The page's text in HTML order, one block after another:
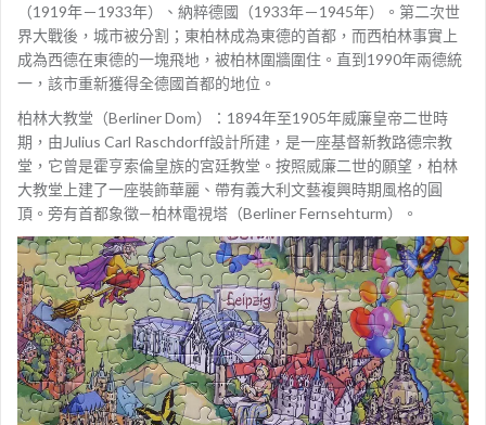
（1919年－1933年）、納粹德國（1933年－1945年）。第二次世
界大戰後，城市被分割；東柏林成為東德的首都，而西柏林事實上
成為西德在東德的一塊飛地，被柏林圍牆圍住。直到1990年兩德統
一，該市重新獲得全德國首都的地位。
柏林大教堂（Berliner Dom）：1894年至1905年威廉皇帝二世時
期，由Julius Carl Raschdorff設計所建，是一座基督新教路德宗教
堂，它曾是霍亨索倫皇族的宮廷教堂。按照威廉二世的願望，柏林
大教堂上建了一座裝飾華麗、帶有義大利文藝複興時期風格的圓
頂。旁有首都象徵—柏林電視塔（Berliner Fernsehturm）。